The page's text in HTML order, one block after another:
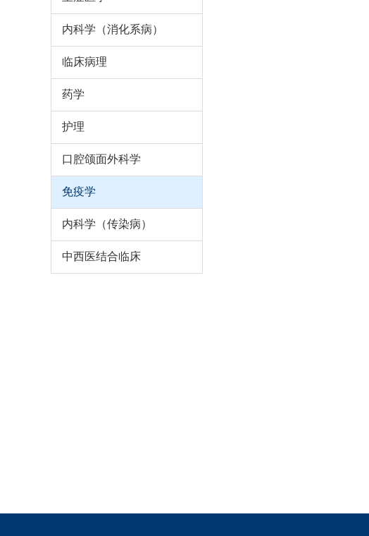
内科学（消化系病）
临床病理
药学
护理
口腔颌面外科学
免疫学
内科学（传染病）
中西医结合临床